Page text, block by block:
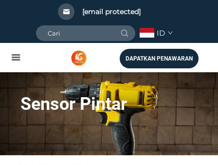
[email protected]
ID
DAPATKAN PENAWARAN
Sensor Pintar